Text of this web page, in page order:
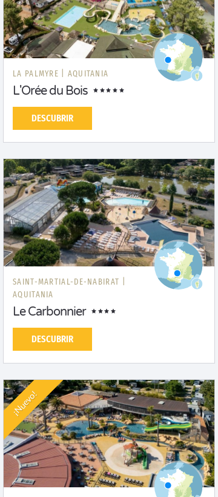
LA PALMYRE | AQUITANIA
L'Orée du Bois
DESCUBRIR
SAINT-MARTIAL-DE-NABIRAT |
AQUITANIA
Le Carbonnier
DESCUBRIR
¡Nuevo!